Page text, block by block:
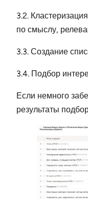
3.2.
по смыслу,
3.3. Создание
3.4. Подбор
Если немного
результаты